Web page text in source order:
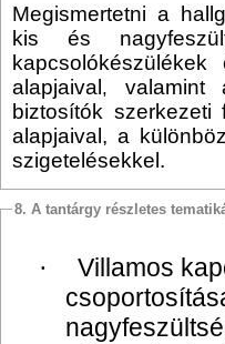
Megismertetni a
kis és
alapjaival ,
valamint
biztosítók szerkezeti
alapjaival, a
szigetelésekkel.
8. A tantárgy részletes
·
Villamos